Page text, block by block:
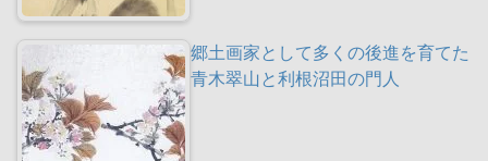
郷土画家として多くの後進を育てた
青木翠山と利根沼田の門人